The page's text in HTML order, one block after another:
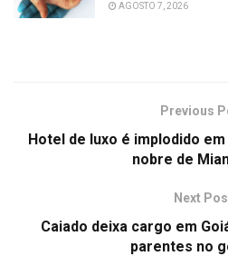
AGOSTO 7, 2026
Previous
Hotel de luxo é implodido
nobre de
Next
Caiado deixa cargo em
parentes no